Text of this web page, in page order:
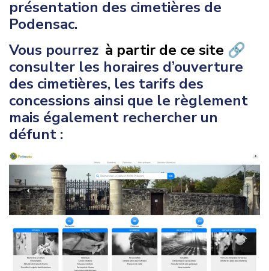
présentation des cimetières de
Podensac.
Vous pourrez à partir de ce site 🔗
consulter les horaires d’ouverture
des cimetières, les tarifs des
concessions ainsi que le règlement
mais également rechercher un
défunt :